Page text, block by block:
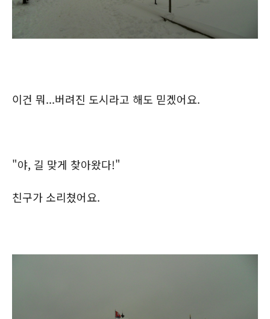
이건 뭐...버려진 도시라고 해도 믿겠어요.
"야, 길 맞게 찾아왔다!"
친구가 소리쳤어요.